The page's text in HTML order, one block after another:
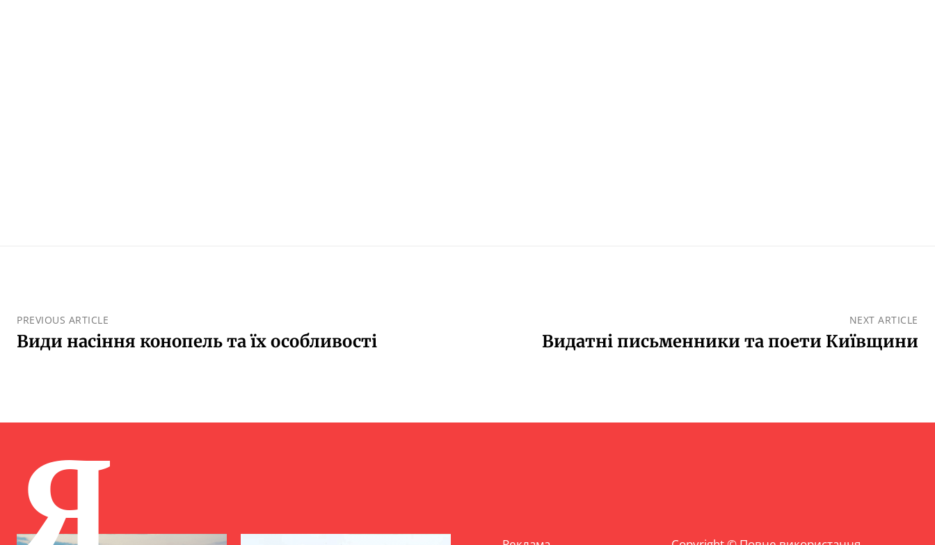
PREVIOUS ARTICLE
Види насіння конопель та їх особливості
NEXT ARTICLE
Видатні письменники та поети Київщини
Я